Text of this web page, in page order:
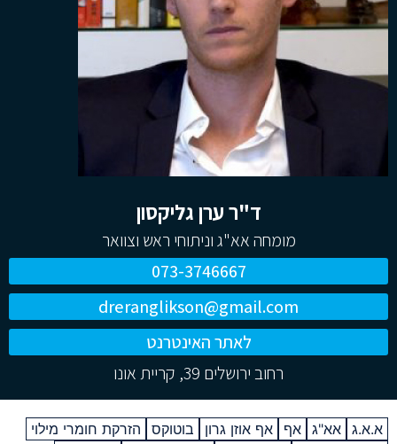
ד"ר ערן גליקסון
מומחה אא"ג וניתוחי ראש וצוואר
073-3746667
dreranglikson@gmail.com
לאתר האינטרנט
רחוב ירושלים 39, קריית אונו
א.א.ג אא"ג אף אף אוזן גרון בוטוקס
הזרקת חומרי מילוי